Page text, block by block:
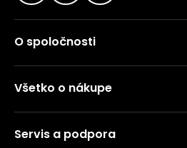
O spoločnosti
Všetko o nákupe
Servis a podpora